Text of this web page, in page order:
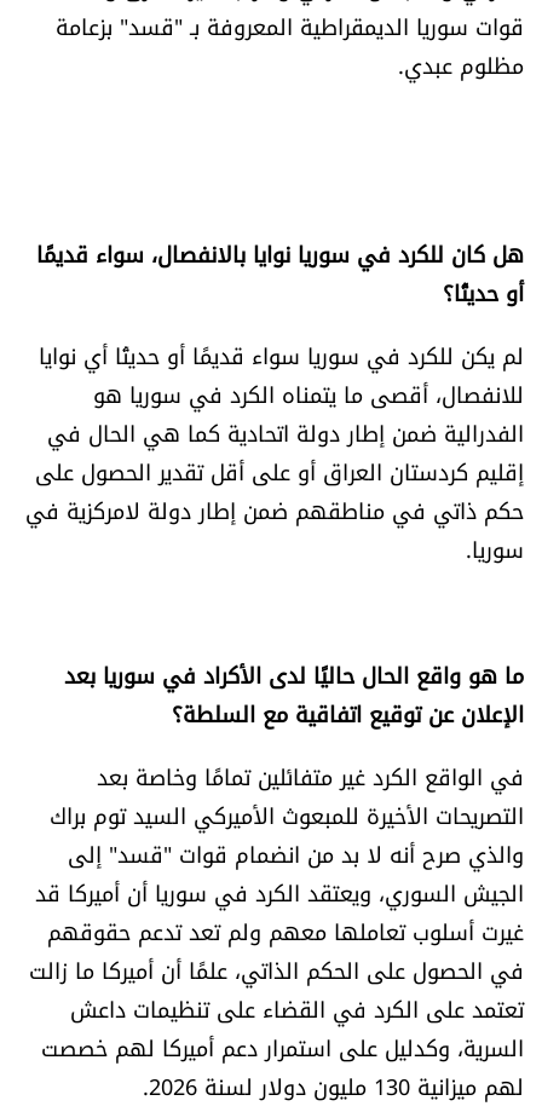
قوات سوريا الديمقراطية المعروفة بـ "قسد" بزعامة
مظلوم عبدي.
هل كان للكرد في سوريا نوايا بالانفصال، سواء قديمًا
أو حديثًا؟
لم يكن للكرد في سوريا سواء قديمًا أو حديثًا أي نوايا
للانفصال، أقصى ما يتمناه الكرد في سوريا هو
الفدرالية ضمن إطار دولة اتحادية كما هي الحال في
إقليم كردستان العراق أو على أقل تقدير الحصول على
حكم ذاتي في مناطقهم ضمن إطار دولة لامركزية في
سوريا.
ما هو واقع الحال حاليًا لدى الأكراد في سوريا بعد
الإعلان عن توقيع اتفاقية مع السلطة؟
في الواقع الكرد غير متفائلين تمامًا وخاصة بعد
التصريحات الأخيرة للمبعوث الأميركي السيد توم براك
والذي صرح أنه لا بد من انضمام قوات "قسد" إلى
الجيش السوري، ويعتقد الكرد في سوريا أن أميركا قد
غيرت أسلوب تعاملها معهم ولم تعد تدعم حقوقهم
في الحصول على الحكم الذاتي، علمًا أن أميركا ما زالت
تعتمد على الكرد في القضاء على تنظيمات داعش
السرية، وكدليل على استمرار دعم أميركا لهم خصصت
لهم ميزانية 130 مليون دولار لسنة 2026.